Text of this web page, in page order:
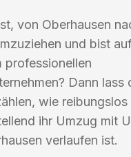
von Oberhausen
und bist
professionellen
Dann lass
wie reibungslos
ihr Umzug mit
verlaufen ist.